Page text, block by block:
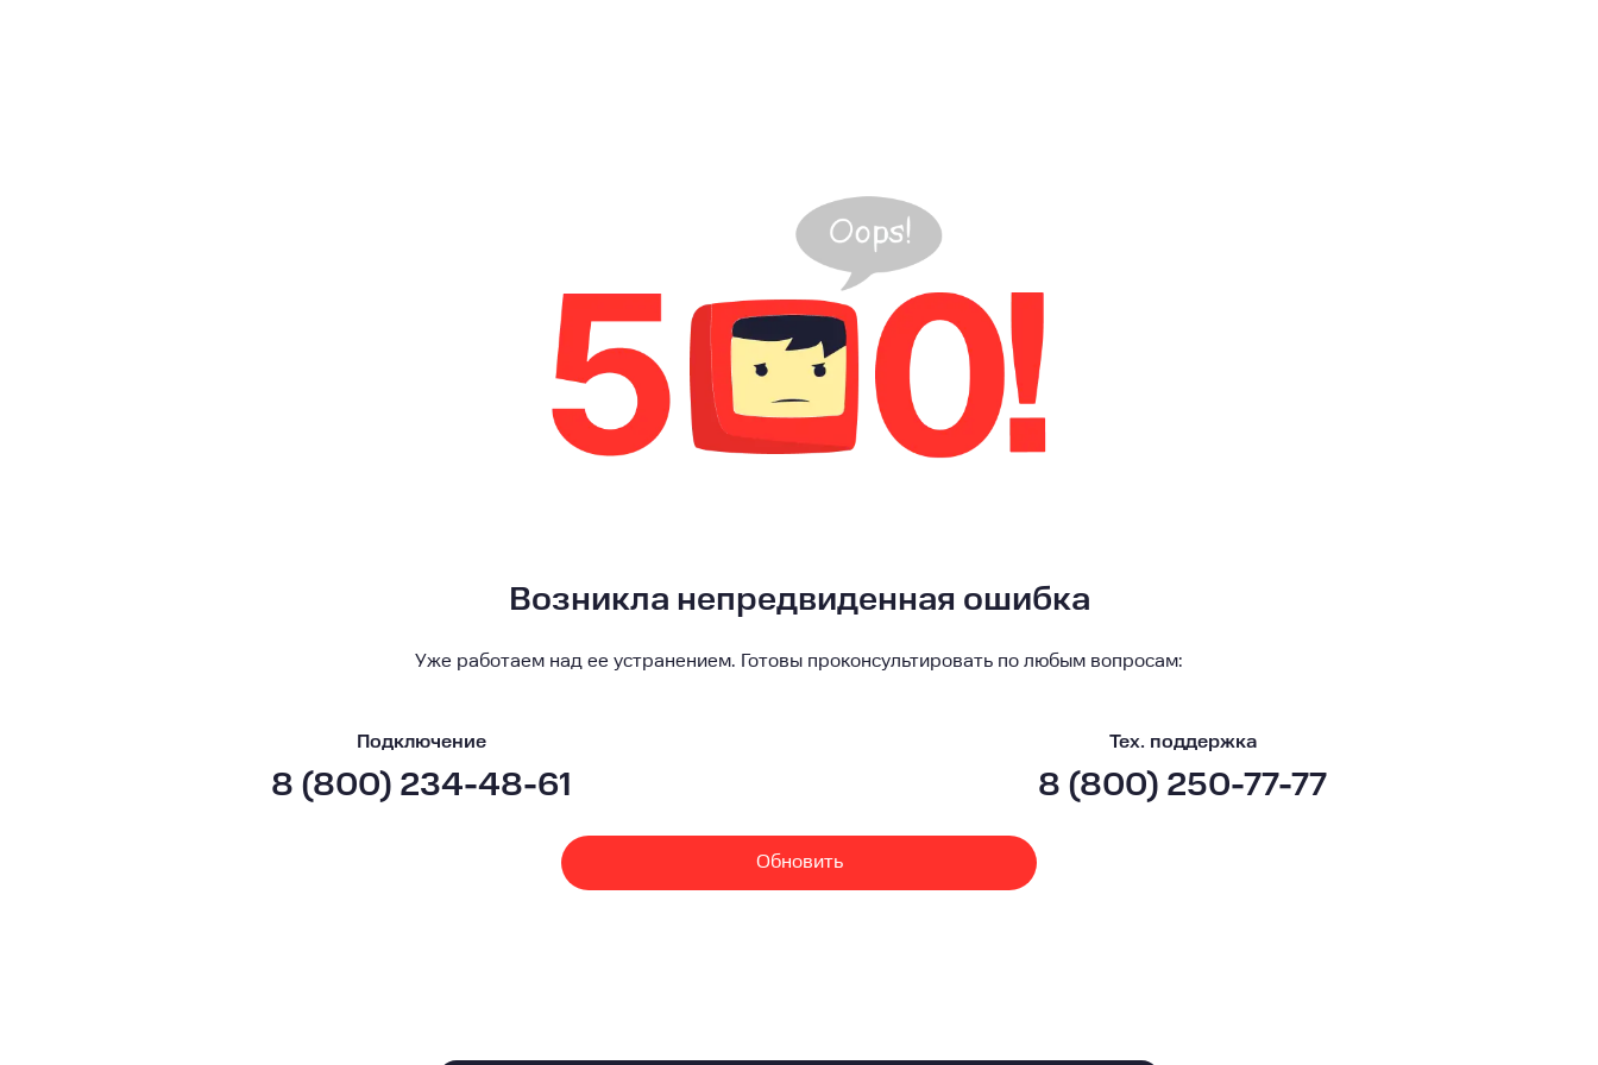
Возникла непредвиденная ошибка
Уже работаем над ее устранением. Готовы проконсультировать по любым вопросам:
Подключение
8 (800) 234-48-61
Тех. поддержка
8 (800) 250-77-77
Обновить